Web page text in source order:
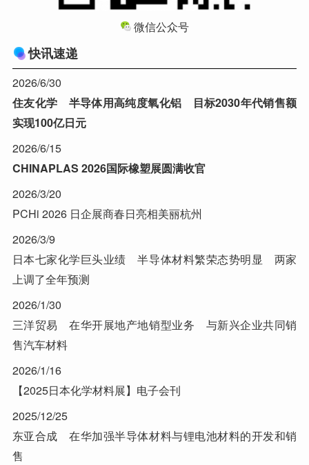
微信公众号
快讯速递
2026/6/30
住友化学 半导体用高纯度氧化铝 目标2030年代销售额
实现100亿日元
2026/6/15
CHINAPLAS 2026国际橡塑展圆满收官
2026/3/20
PCHi 2026 日企展商春日亮相美丽杭州
2026/3/9
日本七家化学巨头业绩 半导体材料繁荣态势明显 两家
上调了全年预测
2026/1/30
三洋贸易 在华开展地产地销型业务 与新兴企业共同销
售汽车材料
2026/1/16
【2025日本化学材料展】电子会刊
2025/12/25
东亚合成 在华加强半导体材料与锂电池材料的开发和销
售